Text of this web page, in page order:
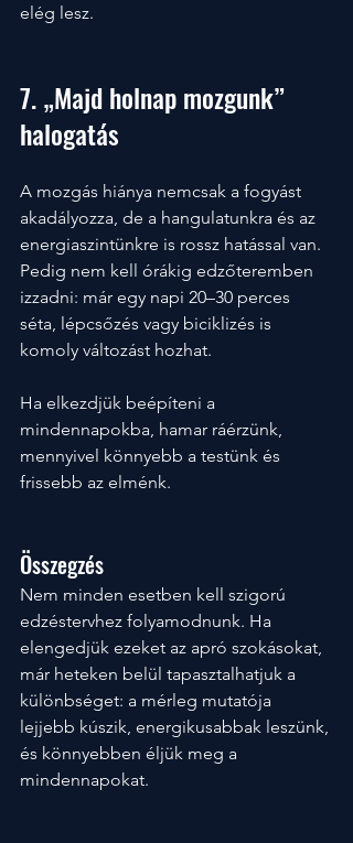
elég lesz.
7. „Majd holnap mozgunk”
halogatás
A mozgás hiánya nemcsak a fogyást
akadályozza, de a hangulatunkra és az
energiaszintünkre is rossz hatással van.
Pedig nem kell órákig edzőteremben
izzadni: már egy napi 20–30 perces
séta, lépcsőzés vagy biciklizés is
komoly változást hozhat.
Ha elkezdjük beépíteni a
mindennapokba, hamar ráérzünk,
mennyivel könnyebb a testünk és
frissebb az elménk.
Összegzés
Nem minden esetben kell szigorú
edzéstervhez folyamodnunk. Ha
elengedjük ezeket az apró szokásokat,
már heteken belül tapasztalhatjuk a
különbséget: a mérleg mutatója
lejjebb kúszik, energikusabbak leszünk,
és könnyebben éljük meg a
mindennapokat.